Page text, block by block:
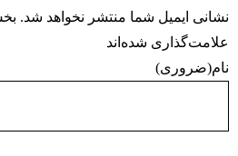
نشانی ایمیل شما منتشر نخواهد شد.
علامت‌گذاری شده‌اند
نام(ضروری)